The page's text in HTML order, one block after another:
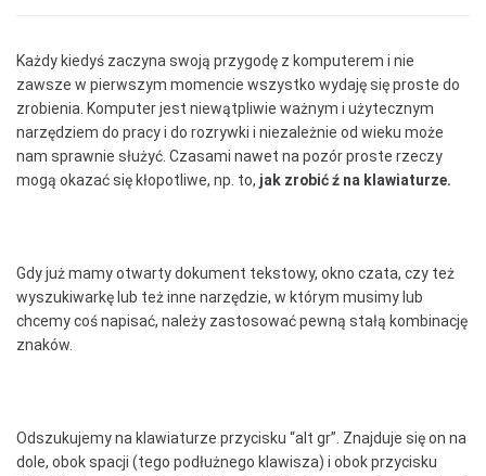
Każdy kiedyś zaczyna swoją przygodę z komputerem i nie
zawsze w pierwszym momencie wszystko wydaję się proste do
zrobienia. Komputer jest niewątpliwie ważnym i użytecznym
narzędziem do pracy i do rozrywki i niezależnie od wieku może
nam sprawnie służyć. Czasami nawet na pozór proste rzeczy
mogą okazać się kłopotliwe, np. to, jak zrobić ź na klawiaturze.
Gdy już mamy otwarty dokument tekstowy, okno czata, czy też
wyszukiwarkę lub też inne narzędzie, w którym musimy lub
chcemy coś napisać, należy zastosować pewną stałą kombinację
znaków.
Odszukujemy na klawiaturze przycisku “alt gr”. Znajduje się on na
dole, obok spacji (tego podłużnego klawisza) i obok przycisku